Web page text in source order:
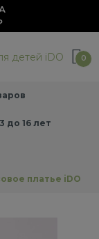
0
до 16 лет
платье iDO